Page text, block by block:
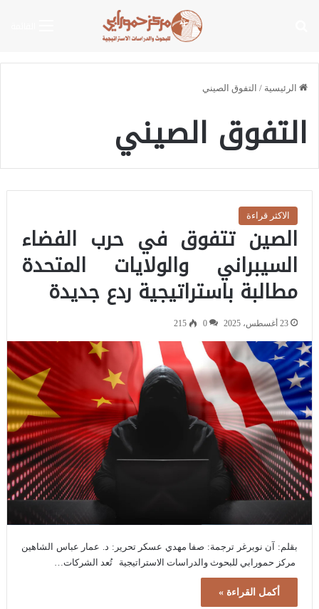
الرئيسية / التفوق الصيني
التفوق الصيني
الاكثر قراءة
الصين تتفوق في حرب الفضاء
السيبراني والولايات المتحدة
مطالبة باستراتيجية ردع جديدة
23 أغسطس، 2025 0
215
بقلم: آن نوبرغر ترجمة: صفا مهدي عسكر تحرير: د. عمار عباس الشاهين
مركز حمورابي للبحوث والدراسات الاستراتيجية تُعد الشركات…
أكمل القراءة »